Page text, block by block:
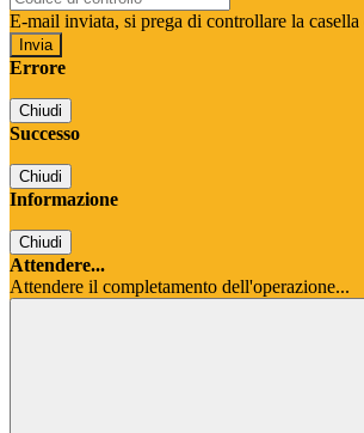
E-mail inviata, si prega di controllare la
Errore
Chiudi
Successo
Chiudi
Informazione
Chiudi
Attendere...
Attendere il completamento dell'operazione...